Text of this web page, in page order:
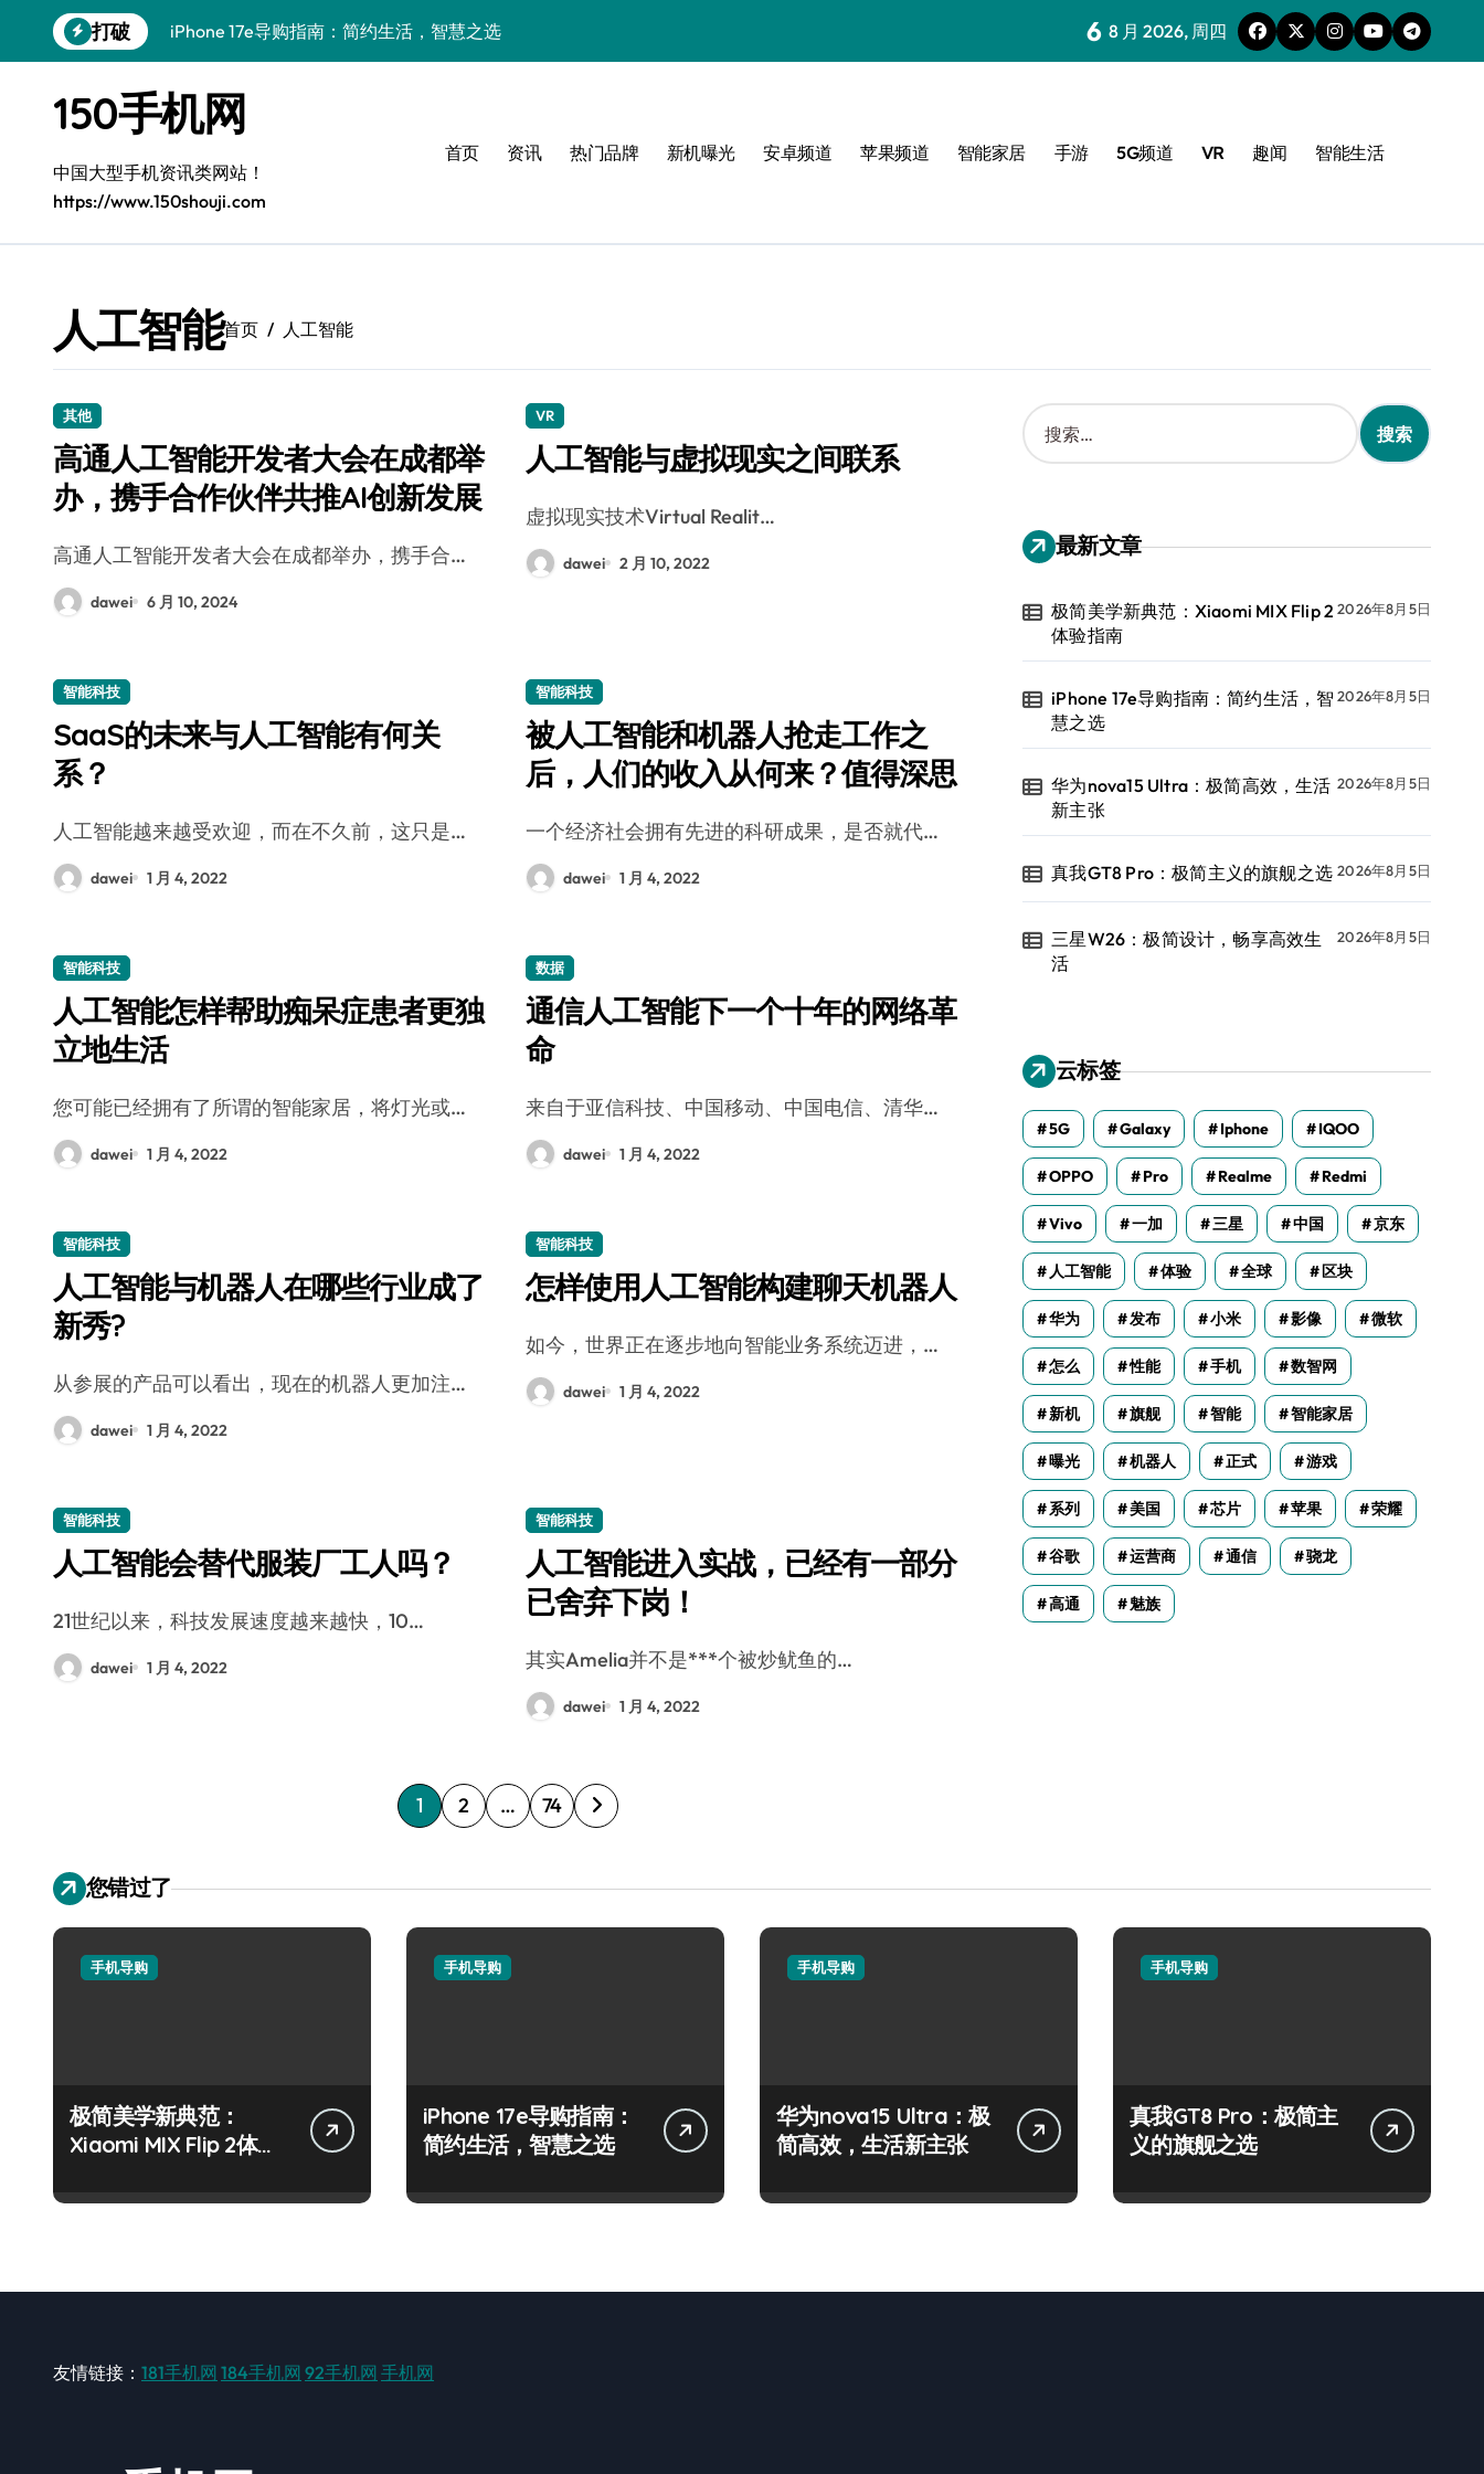
到
打破
iPhone 17e导购指南：简约生活，智慧之选
真我GT8 Pro：极简主义的旗舰之选
三星W26：极简设计，畅享高效生活
极简之选，三星W26开启尊享新境
极简之选：三星Galaxy S26，高效生活新起点
iQOO Z11 Turbo：性能怪兽，极简之选
6 8 月 2026, 周四
150手机网
中国大型手机资讯类网站！
https://www.150shouji.com
首页 资讯 热门品牌 新机曝光 安卓频道 苹果频道 智能家居 手游 5G频道 VR 趣闻 智能生活
人工智能首页 人工智能
其他
高通人工智能开发者大会在成都举
办，携手合作伙伴共推AI创新发展
高通人工智能开发者大会在成都举办，携手合…
dawei 6 月 10, 2024
VR
人工智能与虚拟现实之间联系
虚拟现实技术Virtual Realit…
dawei 2 月 10, 2022
智能科技
SaaS的未来与人工智能有何关
系？
人工智能越来越受欢迎，而在不久前，这只是…
dawei 1 月 4, 2022
智能科技
被人工智能和机器人抢走工作之
后，人们的收入从何来？值得深思
一个经济社会拥有先进的科研成果，是否就代…
dawei 1 月 4, 2022
智能科技
人工智能怎样帮助痴呆症患者更独
立地生活
您可能已经拥有了所谓的智能家居，将灯光或…
dawei 1 月 4, 2022
数据
通信人工智能下一个十年的网络革
命
来自于亚信科技、中国移动、中国电信、清华…
dawei 1 月 4, 2022
智能科技
人工智能与机器人在哪些行业成了
新秀?
从参展的产品可以看出，现在的机器人更加注…
dawei 1 月 4, 2022
智能科技
怎样使用人工智能构建聊天机器人
如今，世界正在逐步地向智能业务系统迈进，…
dawei 1 月 4, 2022
智能科技
人工智能会替代服装厂工人吗？
21世纪以来，科技发展速度越来越快，10…
dawei 1 月 4, 2022
智能科技
人工智能进入实战，已经有一部分
已舍弃下岗！
其实Amelia并不是***个被炒鱿鱼的…
dawei 1 月 4, 2022
文
分
页
1 2 … 74
搜
索
：
最新文章
极简美学新典范：Xiaomi MIX Flip 2
体验指南
2026年8月5日
iPhone 17e导购指南：简约生活，智
慧之选
2026年8月5日
华为nova15 Ultra：极简高效，生活
新主张
2026年8月5日
真我GT8 Pro：极简主义的旗舰之选 2026年8月5日
三星W26：极简设计，畅享高效生
活
2026年8月5日
云标签
5G Galaxy Iphone IQOO
OPPO Pro Realme Redmi
Vivo 一加 三星 中国 京东
人工智能 体验 全球 区块
华为 发布 小米 影像 微软
怎么 性能 手机 数智网
新机 旗舰 智能 智能家居
曝光 机器人 正式 游戏
系列 美国 芯片 苹果 荣耀
谷歌 运营商 通信 骁龙
高通 魅族
您错过了
手机导购
极简美学新典范：
Xiaomi MIX Flip 2体验
手机导购
iPhone 17e导购指南：
简约生活，智慧之选
手机导购
华为nova15 Ultra：极
简高效，生活新主张
手机导购
真我GT8 Pro：极简主
义的旗舰之选
友情链接： 181手机网 184手机网 92手机网 手机网